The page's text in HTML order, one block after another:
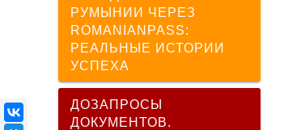
РУМЫНИИ ЧЕРЕЗ
ROMANIANPASS:
РЕАЛЬНЫЕ ИСТОРИИ
УСПЕХА
ДОЗАПРОСЫ
ДОКУМЕНТОВ.